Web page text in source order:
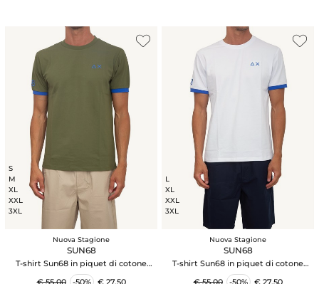
S
M
XL
XXL
3XL
Nuova Stagione
SUN68
T-shirt Sun68 in piquet di cotone
verde
L
XL
XXL
3XL
Nuova Stagione
SUN68
T-shirt Sun68 in piquet di cotone
bianco